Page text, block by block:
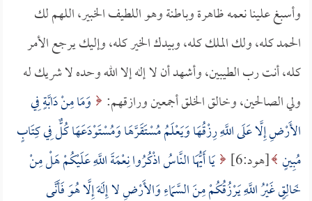
وأسبغ علينا نعمه ظاهرة وباطنة وهو اللطيف الخبير، اللهم لك
الحمد كله، ولك الملك كله، وبيدك الخير كله، وإليك يرجع الأمر
كله، أنت رب الطيبين، وأشهد أن لا إله إلا الله وحده لا شريك له
ولي الصالحين، وخالق الخلق أجمعين ورازقهم:
وَمَا مِنْ دَابَّةٍ فِي
الأَرْضِ إِلَّا عَلَى اللَّهِ رِزْقُهَا وَيَعْلَمُ مُسْتَقَرَّهَا وَمُسْتَوْدَعَهَا كُلٌّ فِي كِتَابٍ
مُبِينٍ [هود:6]
يَا أَيُّهَا النَّاسُ اذْكُرُوا نِعْمَةَ اللَّهِ عَلَيْكُمْ هَلْ مِنْ
خَالِقٍ غَيْرُ اللَّهِ يَرْزُقُكُمْ مِنَ السَّمَاءِ وَالأَرْضِ لا إِلَهَ إِلَّا هُوَ فَأَنَّى